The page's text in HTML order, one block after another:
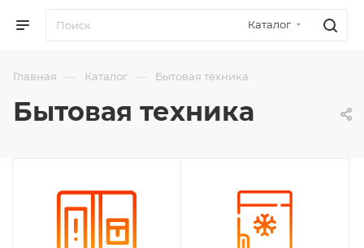
Каталог
Главная — Каталог — Бытовая техника
Бытовая техника